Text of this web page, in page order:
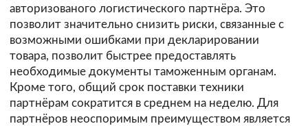
авторизованого логистического партнёра. Это
позволит значительно снизить риски, связанные с
возможными ошибками при декларировании
товара, позволит быстрее предоставлять
необходимые документы таможенным органам.
Кроме того, общий срок поставки техники
партнёрам сократится в среднем на неделю. Для
партнёров неоспоримым преимуществом является